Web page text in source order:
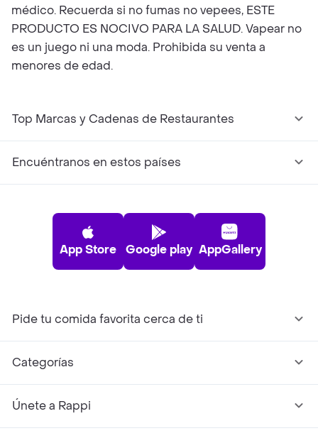
médico. Recuerda si no fumas no vepees, ESTE
PRODUCTO ES NOCIVO PARA LA SALUD. Vapear no
es un juego ni una moda. Prohibida su venta a
menores de edad.
Top Marcas y Cadenas de Restaurantes
Encuéntranos en estos países
App Store Google play AppGallery
Pide tu comida favorita cerca de ti
Categorías
Únete a Rappi